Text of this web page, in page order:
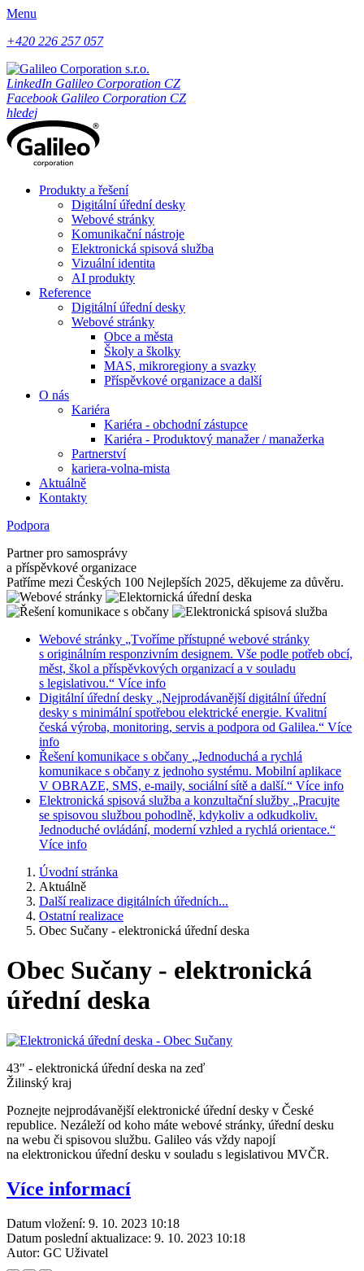
Menu
+420 226 257 057
LinkedIn Galileo Corporation CZ
Facebook Galileo Corporation CZ
hledej
Produkty a řešení
Digitální úřední desky
Webové stránky
Komunikační nástroje
Elektronická spisová služba
Vizuální identita
AI produkty
Reference
Digitální úřední desky
Webové stránky
Obce a města
Školy a školky
MAS, mikroregiony a svazky
Příspěvkové organizace a další
O nás
Kariéra
Kariéra - obchodní zástupce
Kariéra - Produktový manažer / manažerka
Partnerství
kariera-volna-mista
Aktuálně
Kontakty
Podpora
Partner pro samosprávy
a příspěvkové organizace
Patříme mezi Českých 100 Nejlepších 2025, děkujeme za důvěru.
Webové stránky „Tvoříme přístupné webové stránky
s originálním responzivním designem. Vše podle potřeb obcí,
měst, škol a příspěvkových organizací a v souladu
s legislativou.“ Více info
Digitální úřední desky „Nejprodávanější digitální úřední
desky s minimální spotřebou elektrické energie. Kvalitní
česká výroba, monitoring, servis a podpora od Galilea.“ Více
info
Řešení komunikace s občany „Jednoduchá a rychlá
komunikace s občany z jednoho systému. Mobilní aplikace
V OBRAZE, SMS, e-maily, sociální sítě a další.“ Více info
Elektronická spisová služba a konzultační služby „Pracujte
se spisovou službou pohodlně, kdykoliv a odkudkoliv.
Jednoduché ovládání, moderní vzhled a rychlá orientace.“
Více info
Úvodní stránka
Aktuálně
Další realizace digitálních úředních...
Ostatní realizace
Obec Sučany - elektronická úřední deska
Obec Sučany - elektronická
úřední deska
43" - elektronická úřední deska na zeď
Žilinský kraj
Poznejte nejprodávanější elektronické úřední desky v České
republice. Nezáleží od koho máte webové stránky, úřední desku
na webu či spisovou službu. Galileo vás vždy napojí
na elektronickou úřední desku v souladu s legislativou MVČR.
Více informací
Datum vložení: 9. 10. 2023 10:18
Datum poslední aktualizace: 9. 10. 2023 10:18
Autor: GC Uživatel